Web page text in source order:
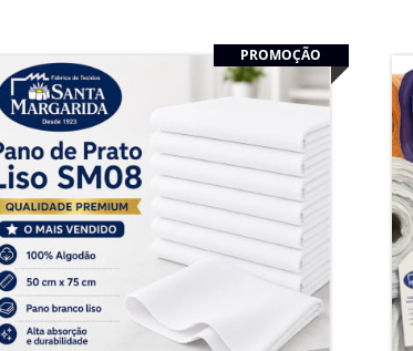
PROMOÇÃO